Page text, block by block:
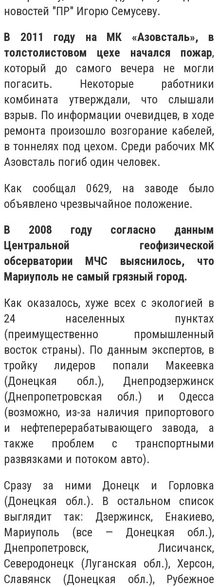
новостей "ПР" Игорю Семусеву.
В 2011 году на МК «Азовсталь», в
толстолистовом цехе начался пожар,
который до самого вечера не могли
погасить. Некоторые работники
комбината утверждали, что слышали
взрыв. По информации очевидцев, в ходе
ремонта произошло возгорание кабелей,
в тоннелях под цехом. Среди рабочих МК
Азовсталь погиб один человек.
Как сообщал 0629, на заводе было
объявлено чрезвычайное положение.
В 2008 году согласно данным
Центральной геофизической
обсерватории МЧС выяснилось, что
Мариуполь не самый грязный город.
Как оказалось, хуже всех с экологией в
24 населенных пунктах
(преимущественно промышленный
восток страны). По данным экспертов, в
тройку лидеров попали Макеевка
(Донецкая обл.), Днепродзержинск
(Днепропетровская обл.) и Одесса
(возможно, из-за наличия припортового
и нефтеперерабатывающего завода, а
также проблем с транспортными
развязками и потоком авто).
Сразу за ними Донецк и Горловка
(Донецкая обл.). В остальном список
выглядит так: Дзержинск, Енакиево,
Мариуполь (все — Донецкая обл.),
Днепропетровск, Лисичанск,
Северодонецк (Луганская обл.), Херсон,
Славянск (Донецкая обл.), Рубежное